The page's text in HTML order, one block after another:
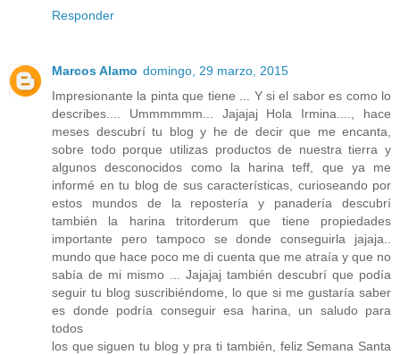
Responder
Marcos Alamo domingo, 29 marzo, 2015
Impresionante la pinta que tiene ... Y si el sabor es como lo
describes.... Ummmmmm... Jajajaj Hola Irmina...., hace
meses descubrí tu blog y he de decir que me encanta,
sobre todo porque utilizas productos de nuestra tierra y
algunos desconocidos como la harina teff, que ya me
informé en tu blog de sus características, curioseando por
estos mundos de la repostería y panadería descubrí
también la harina tritorderum que tiene propiedades
importante pero tampoco se donde conseguirla jajaja..
mundo que hace poco me di cuenta que me atraía y que no
sabía de mi mismo ... Jajajaj también descubrí que podía
seguir tu blog suscribiéndome, lo que si me gustaría saber
es donde podría conseguir esa harina, un saludo para
todos
los que siguen tu blog y pra ti también, feliz Semana Santa